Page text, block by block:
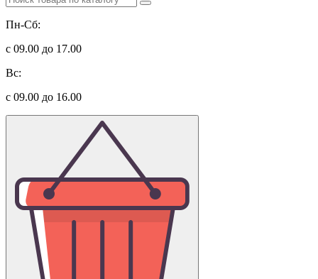
Пн-Сб:
с 09.00 до 17.00
Вс:
с 09.00 до 16.00